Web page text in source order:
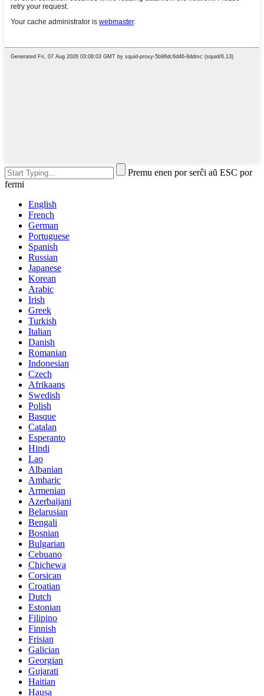
Premu enen por serĉi aŭ ESC por
fermi
English
French
German
Portuguese
Spanish
Russian
Japanese
Korean
Arabic
Irish
Greek
Turkish
Italian
Danish
Romanian
Indonesian
Czech
Afrikaans
Swedish
Polish
Basque
Catalan
Esperanto
Hindi
Lao
Albanian
Amharic
Armenian
Azerbaijani
Belarusian
Bengali
Bosnian
Bulgarian
Cebuano
Chichewa
Corsican
Croatian
Dutch
Estonian
Filipino
Finnish
Frisian
Galician
Georgian
Gujarati
Haitian
Hausa